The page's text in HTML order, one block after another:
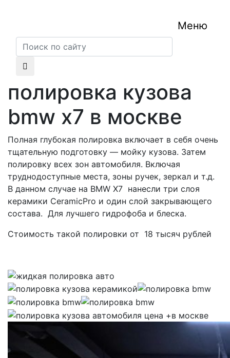
Меню
полировка кузова
bmw x7 в москве
Полная глубокая полировка включает в себя очень
тщательную подготовку — мойку кузова. Затем
полировку всех зон автомобиля. Включая
труднодоступные места, зоны ручек, зеркал и т.д.
В данном случае на BMW X7 нанесли три слоя
керамики CeramicPro и один слой закрывающего
состава. Для лучшего гидрофоба и блеска.
Стоимость такой полировки от 18 тысяч рублей